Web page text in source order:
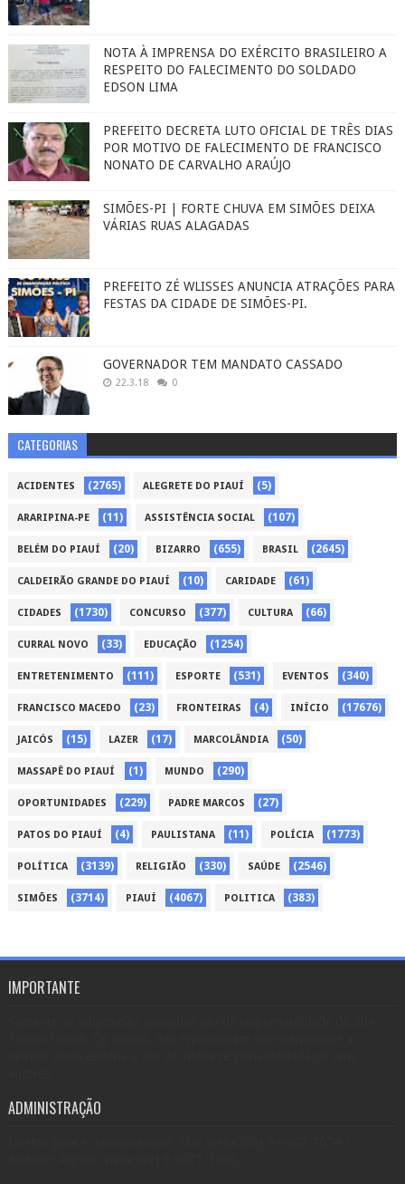
NOTA À IMPRENSA DO EXÉRCITO BRASILEIRO A
RESPEITO DO FALECIMENTO DO SOLDADO
EDSON LIMA
PREFEITO DECRETA LUTO OFICIAL DE TRÊS DIAS
POR MOTIVO DE FALECIMENTO DE FRANCISCO
NONATO DE CARVALHO ARAÚJO
SIMÕES-PI | FORTE CHUVA EM SIMÕES DEIXA
VÁRIAS RUAS ALAGADAS
PREFEITO ZÉ WLISSES ANUNCIA ATRAÇÕES PARA
FESTAS DA CIDADE DE SIMÕES-PI.
GOVERNADOR TEM MANDATO CASSADO
22.3.18 0
CATEGORIAS
ACIDENTES (2765) ALEGRETE DO PIAUÍ (5)
ARARIPINA-PE (11) ASSISTÊNCIA SOCIAL (107)
BELÉM DO PIAUÍ (20) BIZARRO (655) BRASIL (2645)
CALDEIRÃO GRANDE DO PIAUÍ (10) CARIDADE (61)
CIDADES (1730) CONCURSO (377) CULTURA (66)
CURRAL NOVO (33) EDUCAÇÃO (1254)
ENTRETENIMENTO (111) ESPORTE (531) EVENTOS (340)
FRANCISCO MACEDO (23) FRONTEIRAS (4) INÍCIO (17676)
JAICÓS (15) LAZER (17) MARCOLÂNDIA (50)
MASSAPÊ DO PIAUÍ (1) MUNDO (290)
OPORTUNIDADES (229) PADRE MARCOS (27)
PATOS DO PIAUÍ (4) PAULISTANA (11) POLÍCIA (1773)
POLÍTICA (3139) RELIGIÃO (330) SAÚDE (2546)
SIMÕES (3714) PIAUÍ (4067) POLITICA (383)
IMPORTANTE
ADMINISTRAÇÃO